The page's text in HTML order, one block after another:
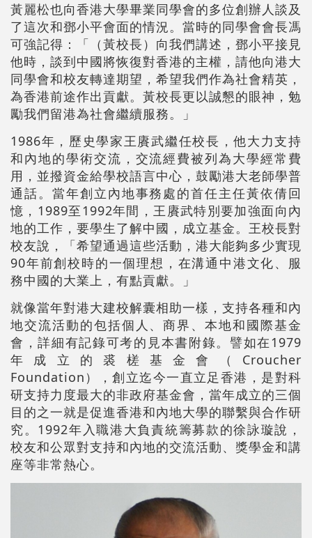
黃麗松也向香港大學畢業同學會的多位創辦人談及
了這次和鄧小平會面的情況。當時的同學會會長馮
可強記得：「（黃校長）向我們講述，鄧小平接見
他時，談到中國將恢復對香港的主權，請他向港大
同學會和校友轉達期望，希望我們作為社會精英，
為香港前途作出貢獻。黃校長更以誠懇的眼神，勉
勵我們留港為社會繼續服務。」
1986年，歷史學家王賡武繼任校長，他大力支持
和內地的學術交流，交流經費被列為大學經常費
用，並撥資金給學校語言中心，鼓勵港大老師學普
通話。當年創立內地事務處的首任主任黃依倩回
憶，1989至1992年間，王賡武特別要加強面向內
地的工作，要學生了解中國，成立基金。王校長對
校友說，「希望通過這些活動，港大能夠多少實現
90年前創校時的一個理想，在溝通中港文化、服
務中國的大業上，有點貢獻。」
就像當年對港大建校解囊相助一樣，支持各種和內
地交流活動的包括個人、商界、本地和國際基金
會，詳細有記錄可考的見本書附錄。譬如在1979
年成立的裘槎基金會（Croucher
Foundation），創立迄今一直立足香港，是對科
研支持力度最大的非政府基金會，當年成立的三個
目的之一就是促進香港和內地大學的聯繫與合作研
究。1992年入職港大負責統籌募款的徐詠璇說，
校友和公眾對支持和內地的交流活動、獎學金和講
座等非常熱心。